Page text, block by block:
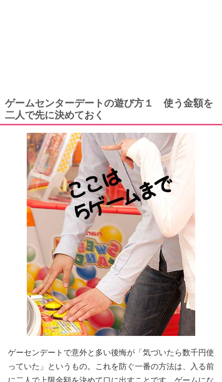
ゲームセンターデートの遊び方１ 使う金額を
二人で先に決めておく
ゲーセンデートで意外と多い後悔が「気づいたら数千円使
っていた」というもの。これを防ぐ一番の方法は、入る前
に二人で上限金額を決めて口に出すことです。ゲームにな